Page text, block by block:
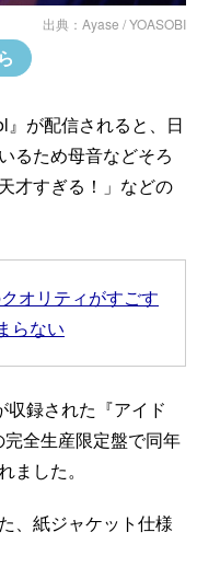
出典： Ayase / YOASOBI
が配信されると、日
るため母音などそろ
才すぎる！」などの
オリティがすごす
らない
録された『アイド
全生産限定盤で同年
ました。
、紙ジャケット仕様